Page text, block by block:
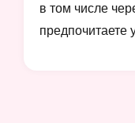
в том числе
предпочитаете